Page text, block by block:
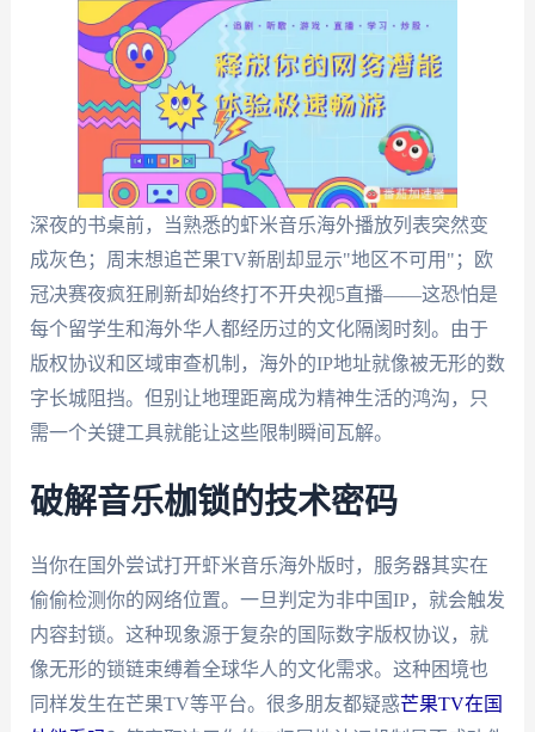
深夜的书桌前，当熟悉的虾米音乐海外播放列表突然变
成灰色；周末想追芒果TV新剧却显示"地区不可用"；欧
冠决赛夜疯狂刷新却始终打不开央视5直播——这恐怕是
每个留学生和海外华人都经历过的文化隔阂时刻。由于
版权协议和区域审查机制，海外的IP地址就像被无形的数
字长城阻挡。但别让地理距离成为精神生活的鸿沟，只
需一个关键工具就能让这些限制瞬间瓦解。
破解音乐枷锁的技术密码
当你在国外尝试打开虾米音乐海外版时，服务器其实在
偷偷检测你的网络位置。一旦判定为非中国IP，就会触发
内容封锁。这种现象源于复杂的国际数字版权协议，就
像无形的锁链束缚着全球华人的文化需求。这种困境也
同样发生在芒果TV等平台。很多朋友都疑惑芒果TV在国